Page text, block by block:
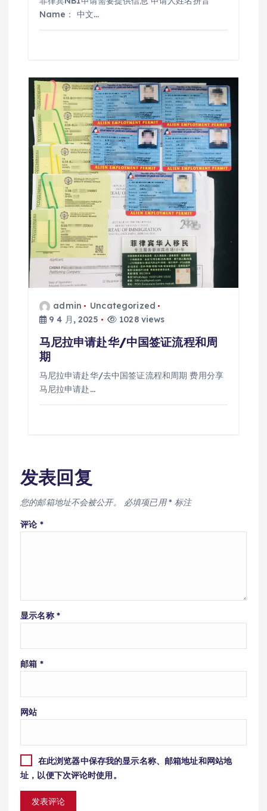
Name： 中文…
admin
Uncategorized
9 4 月, 2025
1028 views
马尼拉申请赴华/中国签证流程和周
期
马尼拉申请赴华/去中国签证流程和周期 费用分享
马尼拉申请赴…
发表回复
您的邮箱地址不会被公开。 必填项已用* 标注
评论 *
显示名称 *
邮箱 *
网站
在此浏览器中保存我的显示名称、邮箱地址和网站地
址，以便下次评论时使用。